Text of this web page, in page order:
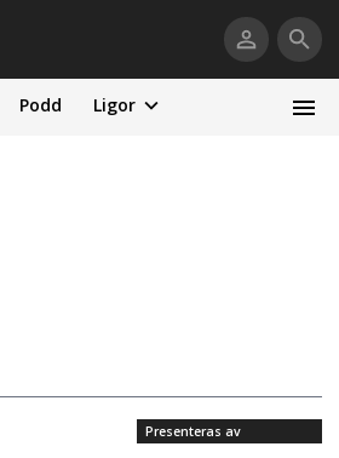
Podd Ligor
Presenteras av